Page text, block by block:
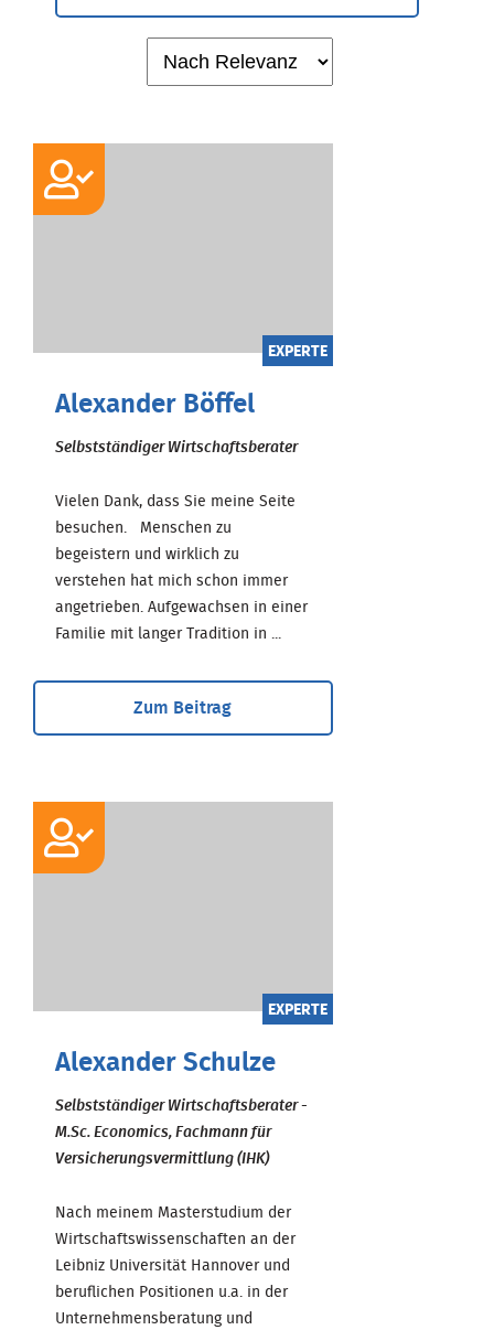
EXPERTE
Alexander Böffel
Selbstständiger Wirtschaftsberater
Vielen Dank, dass Sie meine Seite
besuchen. Menschen zu
begeistern und wirklich zu
verstehen hat mich schon immer
angetrieben. Aufgewachsen in einer
Familie mit langer Tradition in ...
Zum Beitrag
EXPERTE
Alexander Schulze
Selbstständiger Wirtschaftsberater -
M.Sc. Economics, Fachmann für
Versicherungsvermittlung (IHK)
Nach meinem Masterstudium der
Wirtschaftswissenschaften an der
Leibniz Universität Hannover und
beruflichen Positionen u.a. in der
Unternehmensberatung und